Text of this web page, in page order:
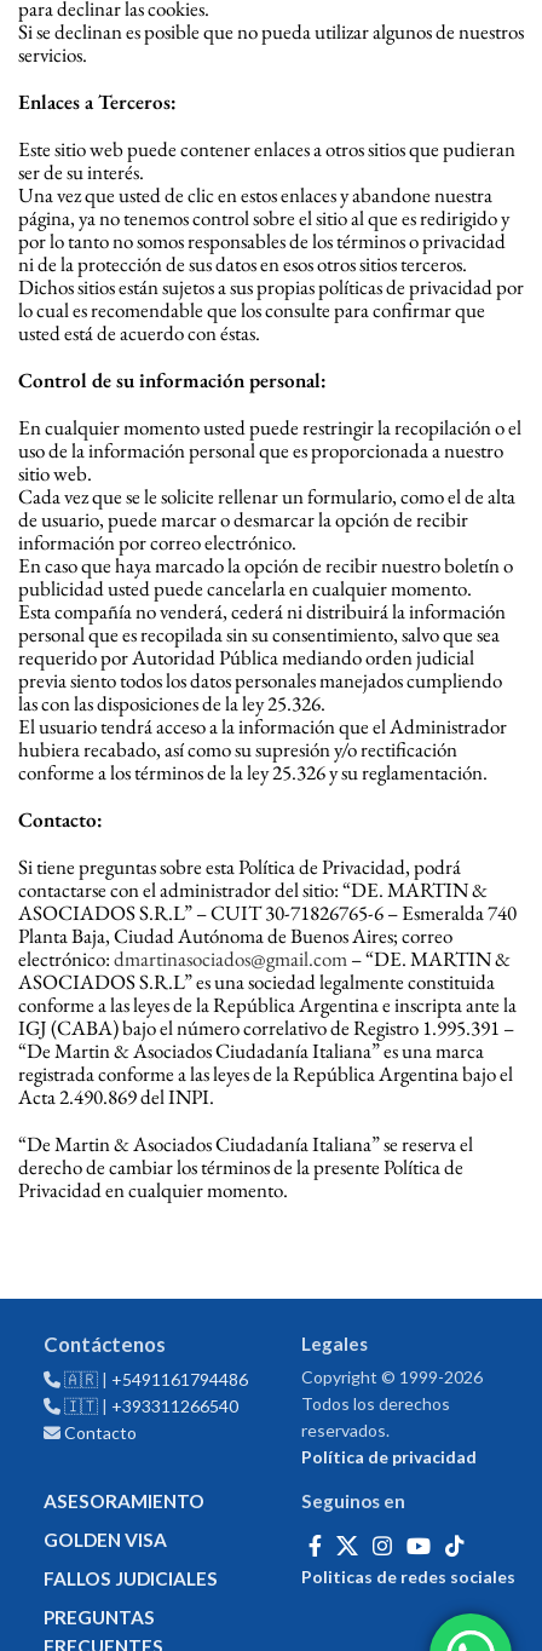
para declinar las cookies.
Si se declinan es posible que no pueda utilizar algunos de nuestros
servicios.
Enlaces a Terceros:
Este sitio web puede contener enlaces a otros sitios que pudieran
ser de su interés.
Una vez que usted de clic en estos enlaces y abandone nuestra
página, ya no tenemos control sobre el sitio al que es redirigido y
por lo tanto no somos responsables de los términos o privacidad
ni de la protección de sus datos en esos otros sitios terceros.
Dichos sitios están sujetos a sus propias políticas de privacidad por
lo cual es recomendable que los consulte para confirmar que
usted está de acuerdo con éstas.
Control de su información personal:
En cualquier momento usted puede restringir la recopilación o el
uso de la información personal que es proporcionada a nuestro
sitio web.
Cada vez que se le solicite rellenar un formulario, como el de alta
de usuario, puede marcar o desmarcar la opción de recibir
información por correo electrónico.
En caso que haya marcado la opción de recibir nuestro boletín o
publicidad usted puede cancelarla en cualquier momento.
Esta compañía no venderá, cederá ni distribuirá la información
personal que es recopilada sin su consentimiento, salvo que sea
requerido por Autoridad Pública mediando orden judicial
previa siento todos los datos personales manejados cumpliendo
las con las disposiciones de la ley 25.326.
El usuario tendrá acceso a la información que el Administrador
hubiera recabado, así como su supresión y/o rectificación
conforme a los términos de la ley 25.326 y su reglamentación.
Contacto:
Si tiene preguntas sobre esta Política de Privacidad, podrá
contactarse con el administrador del sitio: “DE. MARTIN &
ASOCIADOS S.R.L” – CUIT 30-71826765-6 – Esmeralda 740
Planta Baja, Ciudad Autónoma de Buenos Aires; correo
electrónico:dmartinasociados@gmail.com– “DE. MARTIN &
ASOCIADOS S.R.L” es una sociedad legalmente constituida
conforme a las leyes de la República Argentina e inscripta ante la
IGJ (CABA) bajo el número correlativo de Registro 1.995.391 –
“De Martin & Asociados Ciudadanía Italiana” es una marca
registrada conforme a las leyes de la República Argentina bajo el
Acta 2.490.869 del INPI.
“De Martin & Asociados Ciudadanía Italiana” se reserva el
derecho de cambiar los términos de la presente Política de
Privacidad en cualquier momento.
Contáctenos
🇦🇷 | +5491161794486
🇮🇹 | +393311266540
Contacto
Legales
Copyright © 1999-2026
Todos los derechos
reservados.
Política de privacidad
ASESORAMIENTO
GOLDEN VISA
FALLOS JUDICIALES
PREGUNTAS
FRECUENTES
Seguinos en
Politicas de redes sociales